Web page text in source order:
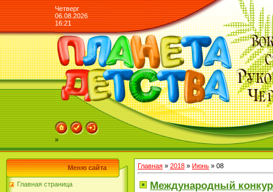
Четверг
06.08.2026
16:21
»
Меню сайта
Главная страница
Главная » 2018 » Июнь » 08
Международный